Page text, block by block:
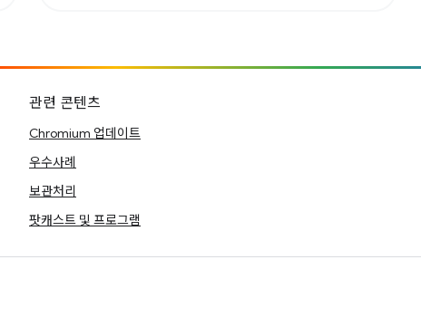
관련 콘텐츠
Chromium 업데이트
우수사례
보관처리
팟캐스트 및 프로그램